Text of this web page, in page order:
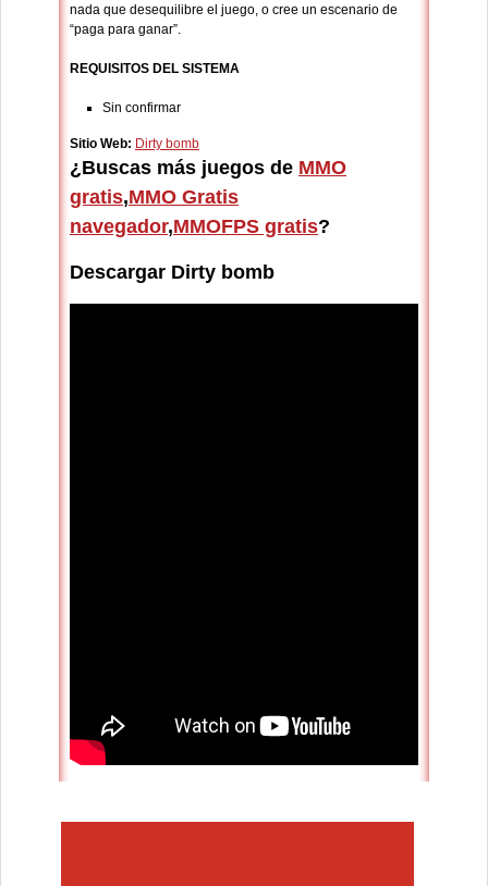
nada que desequilibre el juego, o cree un escenario de
“paga para ganar”.
REQUISITOS DEL SISTEMA
Sin confirmar
Sitio Web: Dirty bomb
¿Buscas más juegos de MMO
gratis,MMO Gratis
navegador,MMOFPS gratis?
Descargar Dirty bomb